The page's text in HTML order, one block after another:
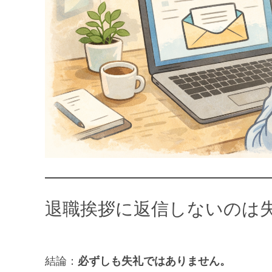
退職挨拶に返信しないのは
結論： 必ずしも失礼ではありません。